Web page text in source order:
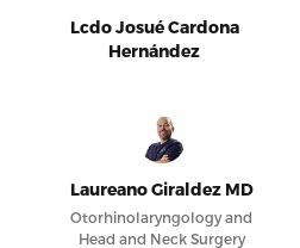
Lcdo Josué Cardona
Hernández
Laureano Giraldez MD
Otorhinolaryngology and
Head and Neck Surgery